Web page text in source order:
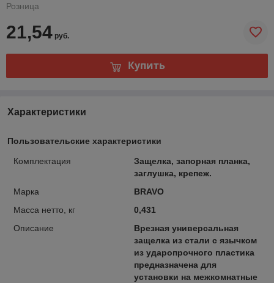
Розница
21,54 руб.
Купить
Характеристики
Пользовательские характеристики
Комплектация
Защелка, запорная планка,
заглушка, крепеж.
Марка
BRAVO
Масса нетто, кг
0,431
Описание
Врезная универсальная
защелка из стали с язычком
из ударопрочного пластика
предназначена для
установки на межкомнатные